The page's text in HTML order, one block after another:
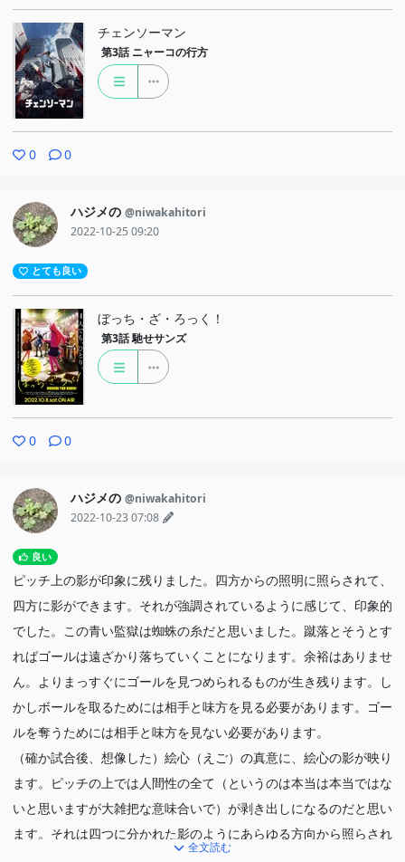
人が嫌なのになんで留学したの？」ジョブ子に聞いて、口籠もって
言えない答えを言わせないで「さっきの話」をぷりんはジョブ子と
続けます。それが好きでした。
ぷりんはせるふに嫌なことを言ってしまいます。それは、ずっと
話し続けたいから、ひとりの家に帰りたくないから、話していま
せるふがお菓子の家を想像する絵の中のせるふは小さかった頃の
姿でした。これはぷりんの想像したせるふだったからだと思いま
す。この時ぷりんはせるふが考えていることをわかっても、恐らく
それは今のせるふの考えと全く同じではありません。せるふの心は
見えなくて、それが良いと思いました。ぷりんにひどいことを言わ
れて傷ついたせるふの心は本人の一人称からも、今回のぷりんの視
点からも見えません。でも、ぷりんやジョブ子がそうだったよう
に、何もないんじゃなくて、せるふにもそういう思いがあると想像
できました。私は想像しました。
そういうせるふの心は、「ぷりんの家ひさしぶりだなー」という
言われた時の嬉しげな反応）「ほあ、そうだね」、完成したハンモ
ックに寝そべっているせるふの最高な笑顔、「いいでしょ？ね？部
長？たくみん？」といつも以上に想いのこもったお願い（その想い
が部長に「できない」と否定されないで本当によかったです）に現
れていると感じます。
ひとり家に帰ってベッドの上で、ぷりんは足をぶらぶらさせてい
るぷりんにせるふと同じだと思いました。この辺りから足に注目し
ました。ジョブ子の趣味の掛け軸をかけるぷりんは、おしゃべり話
を聞いているジョブ子にせるふのことを話します。かけおえて、地
に足がつきます。この作業しながら話している時、ぷりんはわるく
ちじゃないせるふの話ができました。厚みのある身体の描写が印象
的で、身体を取り戻した、地に足がついたと思いました。
ジョブ子はぷりんの母に家賃1万ドルを払ってもいいと思いま
す。それだけの価値をここにいることにあると認めました。家賃1
万円は仕切りだと思います。ここにいてもいい。だけれどもここは
チェンソーマン
第3話 ニャーコの行方
0 0
ハジメの @niwakahitori
2022-10-25 09:20
とても良い
ぼっち・ざ・ろっく！
第3話 馳せサンズ
0 0
ハジメの @niwakahitori
2022-10-23 07:08
良い
ピッチ上の影が印象に残りました。四方からの照明に照らされて、
四方に影ができます。それが強調されているように感じて、印象的
でした。この青い監獄は蜘蛛の糸だと思いました。蹴落とそうとす
ればゴールは遠ざかり落ちていくことになります。余裕はありませ
ん。よりまっすぐにゴールを見つめられるものが生き残ります。し
かしボールを取るためには相手と味方を見る必要があります。ゴー
ルを奪うためには相手と味方を見ない必要があります。
（確か試合後、想像した）絵心（えご）の真意に、絵心の影が映り
ます。ピッチの上では人間性の全て（というのは本当は本当ではな
いと思いますが大雑把な意味合いで）が剥き出しになるのだと思い
ます。それは四つに分かれた影のようにあらゆる方向から照らされ
全文読む